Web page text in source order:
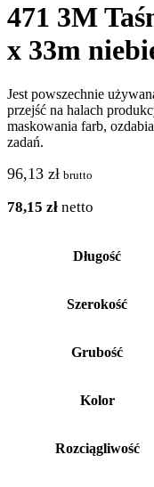
471 3M
x 33m
Jest powszechnie
przejść na halach
maskowania farb,
zadań.
96,13 zł brutto
78,15 zł netto
Długość
Szerokość
Grubość
Kolor
Rozciągliwość